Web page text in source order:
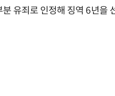
유죄로 인정해 징역 6년을